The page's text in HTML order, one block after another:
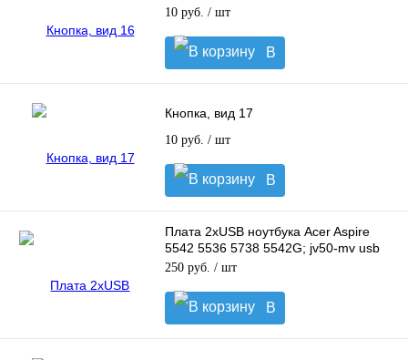
10 руб. / шт
В
корзину
Кнопка, вид 17
10 руб. / шт
В
корзину
Плата 2xUSB ноутбука Acer Aspire
5542 5536 5738 5542G; jv50-mv usb
bd 08649-1
250 руб. / шт
В
корзину